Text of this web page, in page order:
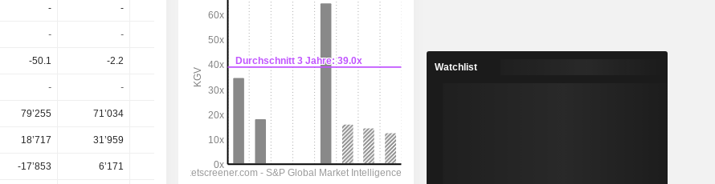
- - 3.481 4.079
- - 2.53% 2.97%
-50.1 -2.2 8.627 9.619
- - - 40.4% 42.4%
79’255 71’034 81’359 86’934
18’717 31’959 30’410 32’311 37’002
-17’853 6’171 18’686 19’842 22’621
Watchlist